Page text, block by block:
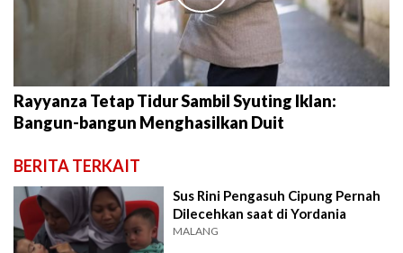
Rayyanza Tetap Tidur Sambil Syuting Iklan:
Bangun-bangun Menghasilkan Duit
BERITA TERKAIT
Sus Rini Pengasuh Cipung Pernah
Dilecehkan saat di Yordania
MALANG